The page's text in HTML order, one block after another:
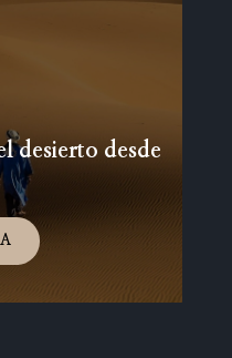
desierto desde